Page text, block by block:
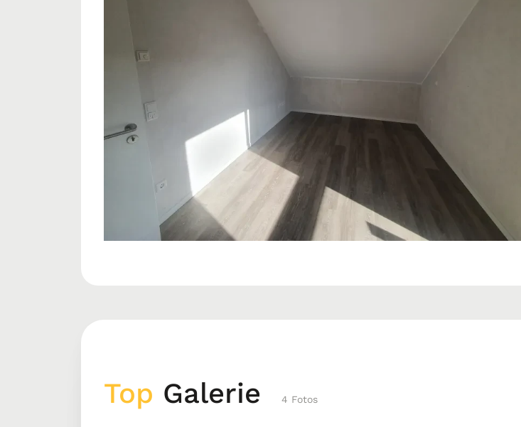
Top Galerie 4 Fotos